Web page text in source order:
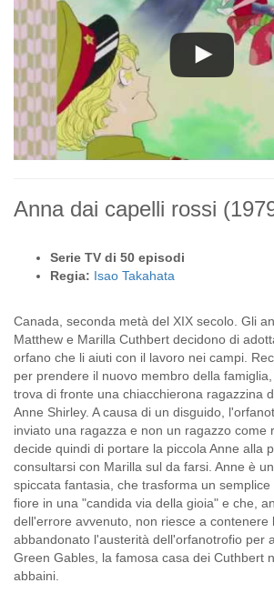
Anna dai capelli rossi
Serie TV di 50 episodi
Regia: Isao Takahata
Canada, seconda metà del XIX secolo. Gli
Matthew e Marilla Cuthbert decidono di
orfano che li aiuti con il lavoro nei campi.
per prendere il nuovo membro della
trova di fronte una chiacchierona ragazzina
Anne Shirley. A causa di un disguido,
inviato una ragazza e non un ragazzo come
decide quindi di portare la piccola Anne alla
consultarsi con Marilla sul da farsi. Anne è
spiccata fantasia, che trasforma un semplice
fiore in una "candida via della gioia" e che,
dell'errore avvenuto, non riesce a contenere
abbandonato l'austerità dell'orfanotrofio per
Green Gables, la famosa casa dei Cuthbert
abbaini.